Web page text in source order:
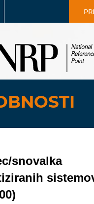
snovalka